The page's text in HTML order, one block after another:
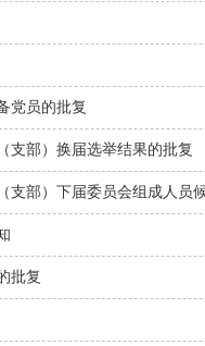
党员的批复
支部）换届选举结果的批复
支部）下届委员会组成人员
批复